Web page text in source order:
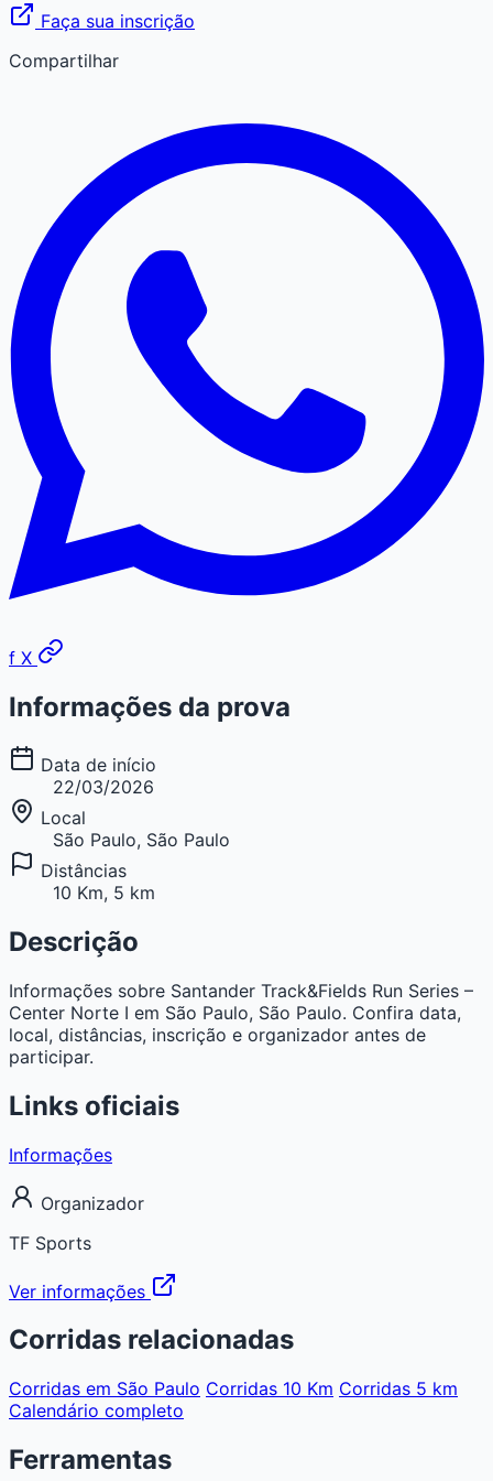
Faça sua inscrição
Compartilhar
f X
Informações da prova
Data de início
22/03/2026
Local
São Paulo, São Paulo
Distâncias
10 Km, 5 km
Descrição
Informações sobre Santander Track&Fields Run Series –
Center Norte I em São Paulo, São Paulo. Confira data,
local, distâncias, inscrição e organizador antes de
participar.
Links oficiais
Informações
Organizador
TF Sports
Ver informações
Corridas relacionadas
Corridas em São Paulo Corridas 10 Km Corridas 5 km
Calendário completo
Ferramentas